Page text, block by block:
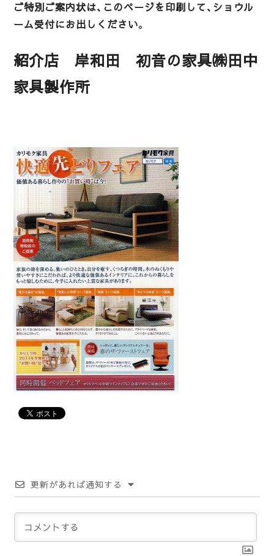
ご特別ご案内状は、このページを印刷して、ショウル
ーム受付にお出しください。
紹介店 岸和田 初音の家具㈱田中
家具製作所
更新があれば通知する